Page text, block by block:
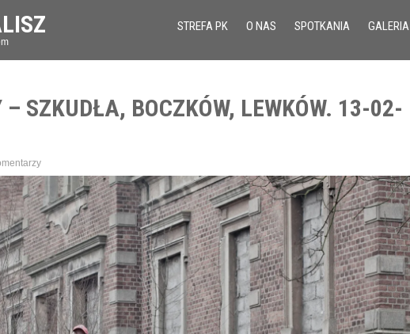
STREFA PK O NAS SPOTKANIA GALERIA
– SZKUDŁA, BOCZKÓW, LEWKÓW. 13-02-